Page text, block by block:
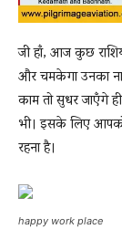
जी हाँ, आज कुछ
और चमकेगा उनका
काम तो सुधर जाएँगे
भी। इसके लिए
रहना है।
happy work place